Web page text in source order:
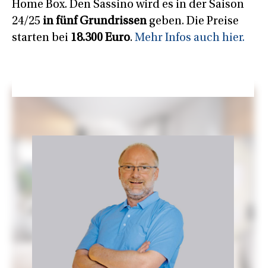
Home Box. Den Sassino wird es in der Saison
24/25 in fünf Grundrissengeben. Die Preise
starten bei 18.300 Euro. Mehr Infos auch hier.